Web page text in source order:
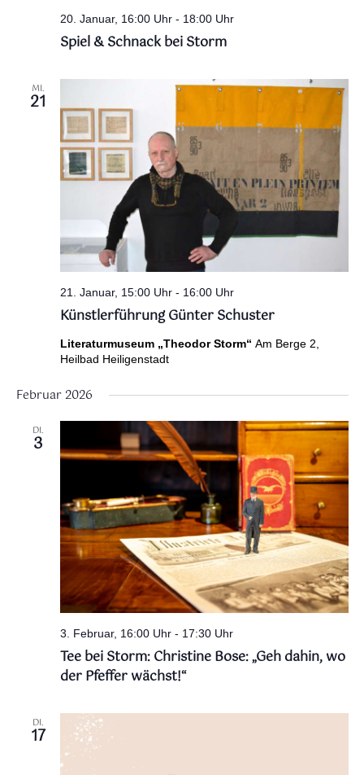
20. Januar, 16:00 Uhr- 18:00 Uhr
Spiel & Schnack bei Storm
MI.
21
21. Januar, 15:00 Uhr- 16:00 Uhr
Künstlerführung Günter Schuster
Literaturmuseum „Theodor Storm“ Am Berge 2,
Heilbad Heiligenstadt
Februar 2026
DI.
3
3. Februar, 16:00 Uhr- 17:30 Uhr
Tee bei Storm: Christine Bose: „Geh dahin, wo
der Pfeffer wächst!“
DI.
17